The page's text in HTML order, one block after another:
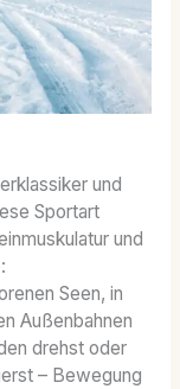
und
Sportart
und
Seen, in
Außenbahnen
drehst oder
– Bewegung